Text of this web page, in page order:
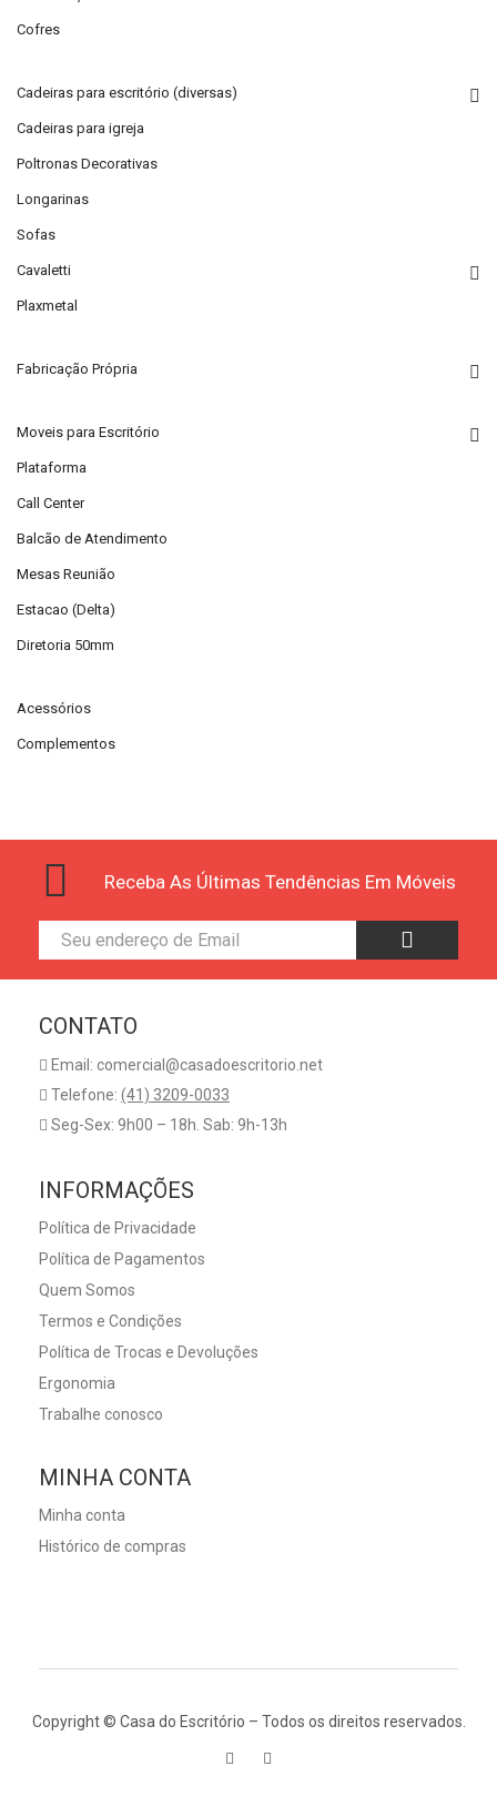
Cofres
Cadeiras para escritório (diversas)
Cadeiras para igreja
Poltronas Decorativas
Longarinas
Sofas
Cavaletti
Plaxmetal
Fabricação Própria
Moveis para Escritório
Plataforma
Call Center
Balcão de Atendimento
Mesas Reunião
Estacao (Delta)
Diretoria 50mm
Acessórios
Complementos
Receba As Últimas Tendências Em Móveis
CONTATO
Email: comercial@casadoescritorio.net
Telefone: (41) 3209-0033
Seg-Sex: 9h00 – 18h. Sab: 9h-13h
INFORMAÇÕES
Política de Privacidade
Política de Pagamentos
Quem Somos
Termos e Condições
Política de Trocas e Devoluções
Ergonomia
Trabalhe conosco
MINHA CONTA
Minha conta
Histórico de compras
Copyright © Casa do Escritório – Todos os direitos reservados.